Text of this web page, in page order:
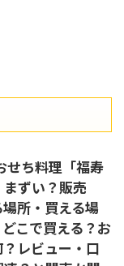
せち料理「福寿
ずい？販売
所・買える場
こで買える？お
レビュー・口